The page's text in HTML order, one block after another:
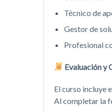
Técnico de
Gestor de
Profesional
Evaluación y
El curso incluye
Al completar la